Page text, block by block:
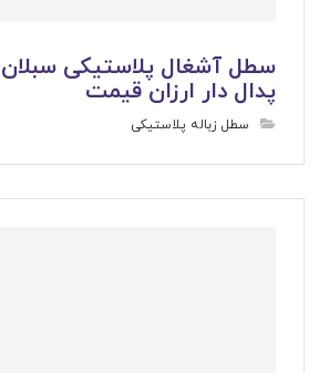
سطل آشغال پلاستیکی
پدال دار ارزان قیمت
سطل زباله پلاستیکی